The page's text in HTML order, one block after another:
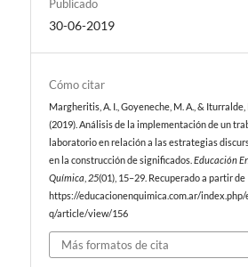
Publicado
30-06-2019
Cómo citar
Margheritis, A. I., Goyeneche, M. A., & Iturralde,
(2019). Análisis de la implementación de un
laboratorio en relación a las estrategias
en la construcción de significados.Educación
Química 25(01), 15–29. Recuperado a partir de
https://educacionenquimica.com.ar/index.php/
q/article/view/156
Más formatos de cita